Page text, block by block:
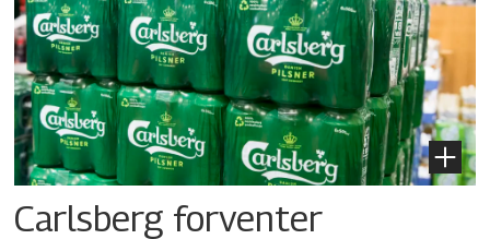
Carlsberg forventer